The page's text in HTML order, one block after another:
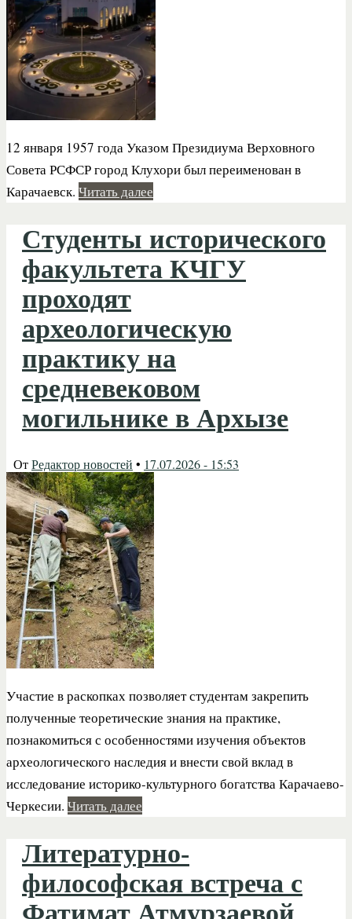
12 января 1957 года Указом Президиума Верховного
Совета РСФСР город Клухори был переименован в
Карачаевск. Читать далее
Студенты исторического
факультета КЧГУ
проходят
археологическую
практику на
средневековом
могильнике в Архызе
ОтРедактор новостей • 17.07.2026 - 15:53
Участие в раскопках позволяет студентам закрепить
полученные теоретические знания на практике,
познакомиться с особенностями изучения объектов
археологического наследия и внести свой вклад в
исследование историко-культурного богатства Карачаево-
Черкесии. Читать далее
Литературно-
философская встреча с